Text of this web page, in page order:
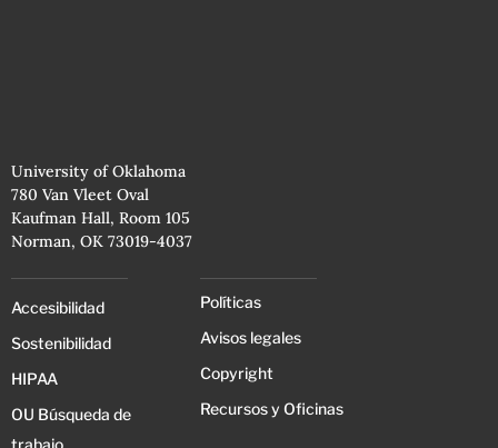
University of Oklahoma
780 Van Vleet Oval
Kaufman Hall, Room 105
Norman, OK 73019-4037
Accesibilidad
Sostenibilidad
HIPAA
OU Búsqueda de
Políticas
Avisos legales
Copyright
Recursos y Oficinas